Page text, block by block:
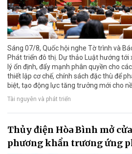
Sáng 07/8, Quốc hội nghe Tờ trình và
Phát triển đô thị. Dự thảo Luật hướng tới
lý ổn định, đẩy mạnh phân quyền cho
thiết lập cơ chế, chính sách đặc thù để
biệt, tạo động lực tăng trưởng mới cho
Tài nguyên và phát triển
Thủy điện Hòa Bình mở cửa
phương khẩn trương ứng